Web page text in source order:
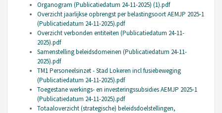
Organogram (Publicatiedatum 24-11-2025) (1).pdf
Overzicht jaarlijkse opbrengst per belastingsoort AEMJP 2025-1
(Publicatiedatum 24-11-2025).pdf
Overzicht verbonden entiteiten (Publicatiedatum 24-11-
2025).pdf
Samenstelling beleidsdomeinen (Publicatiedatum 24-11-
2025).pdf
TM1 Personeelsinzet - Stad Lokeren incl fusiebeweging
(Publicatiedatum 24-11-2025).pdf
Toegestane werkings- en investeringssubsidies AEMJP 2025-1
(Publicatiedatum 24-11-2025).pdf
Totaaloverzicht (strategische) beleidsdoelstellingen,